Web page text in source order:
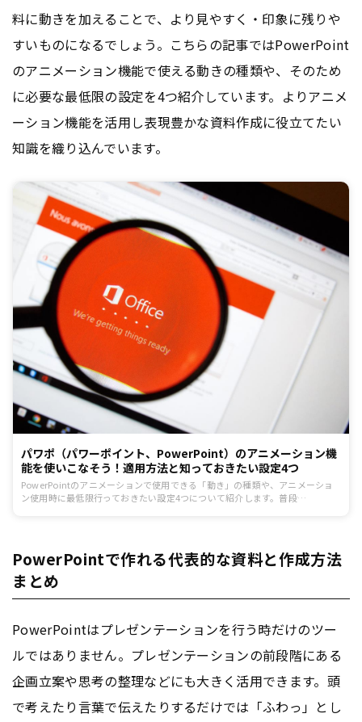
料に動きを加えることで、より見やすく・印象に残りや
すいものになるでしょう。こちらの記事ではPowerPoint
のアニメーション機能で使える動きの種類や、そのため
に必要な最低限の設定を4つ紹介しています。よりアニメ
ーション機能を活用し表現豊かな資料作成に役立てたい
知識を織り込んでいます。
パワポ（パワーポイント、PowerPoint）のアニメーション機
能を使いこなそう！適用方法と知っておきたい設定4つ
PowerPointのアニメーションで使用できる「動き」の種類や、アニメーショ
ン使用時に最低限行っておきたい設定4つについて紹介します。普段
PowerPointで作れる代表的な資料と作成方法
まとめ
PowerPointはプレゼンテーションを行う時だけのツー
ルではありません。プレゼンテーションの前段階にある
企画立案や思考の整理などにも大きく活用できます。頭
で考えたり言葉で伝えたりするだけでは「ふわっ」とし